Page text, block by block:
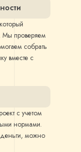
Мы проверяем
собрать
вместе с
с учетом
нормами.
деньги, можно